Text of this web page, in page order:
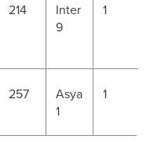
214
Inter
9
1
257
Asya
1
1